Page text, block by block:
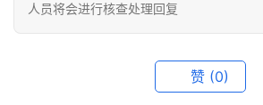
人员将会进行核查处理回复
赞 (0)